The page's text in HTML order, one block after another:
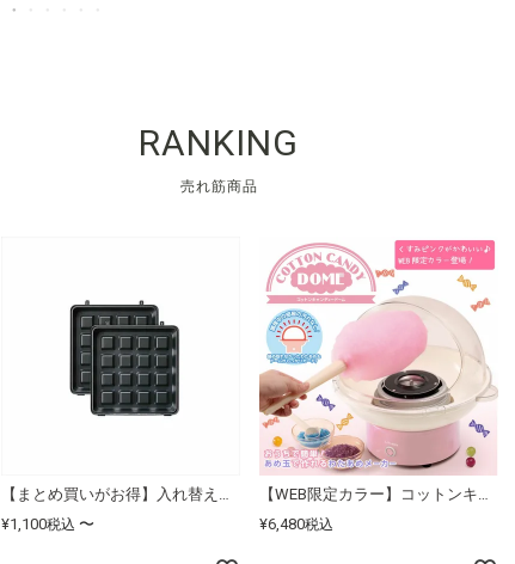
RANKING
売れ筋商品
【まとめ買いがお得】入れ替えプレート各種
¥1,100税込 〜
【WEB限定カラー】コットンキャンディードーム ピンク
¥6,480税込